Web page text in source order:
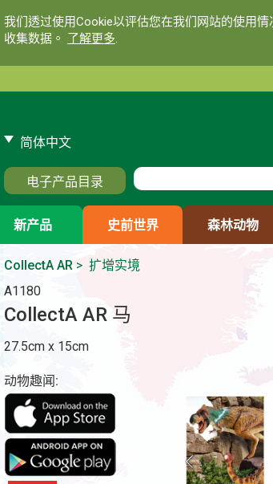
我们透过使用Cookie以评估您在我们网站的使用
收集数据。 了解更多.
简体中文
电子产品目录
新产品 史前世界 森林动物
CollectA AR> 扩增实境
A1180
CollectA AR 马
27.5cm x 15cm
动物趣闻: